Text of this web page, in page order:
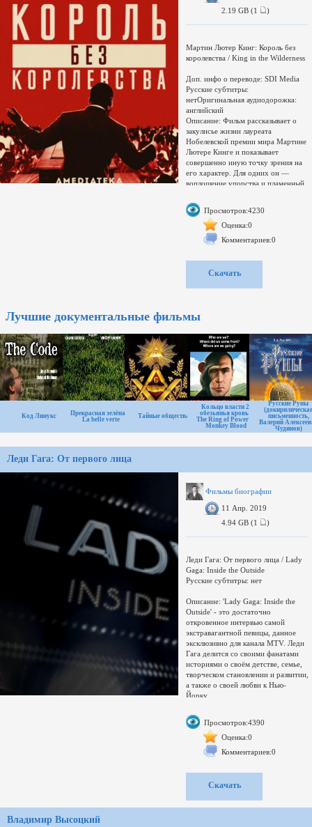
2.19 GB (1
)
Мартин Лютер Кинг: Король без
королевства / King in the Wilderness
Доп. инфо о переводе: SDI Media
Русские субтитры:
нетОригинальная аудиодорожка:
английский
Описание: Фильм рассказывает о
закулисье жизни лауреата
Нобелевской премии мира Мартине
Лютере Кинге и показывает
совершенно иную точку зрения на
его характер. Для одних он —
воплощение упорства и пламенный
соратников — обычный человек со
своими терзаниями. Основа
документальной картины —
интервью с теми, кто был с героем
незадолго до его убийства. Фильм
записи телефонных разговоров с
президентом США Линдоном
формат: AVI
Kbps, CBR - английский
Просмотров:4230
Оценка:0
Комментариев:0
Скачать
Лучшие документальные фильмы
Код Линукс
Прекрасная зелёная /
La belle verte
Тайные общества
Кольцо власти 2:
обезьянья кровь /
The Ring of Power 2:
Monkey Blood
Русские Руны
письменность,
Валерий
Чудинов)
Леди Гага: От первого лица
Фильмы биографии
11 Апр. 2019
4.94 GB (1
)
Леди Гага: От первого лица / Lady
Gaga: Inside the Outside
Русские субтитры: нет
Описание: 'Lady Gaga: Inside the
Outside' - это достаточно
откровенное интервью самой
экстравагантной певицы, данное
эксклюзивно для канала MTV. Леди
Гага делится со своими фанатами
историями о своём детстве, семье,
творческом становлении и развитии,
а также о своей любви к Нью-
Йорку.
Русская дорожка взята отсюда.
Аудио #1: Dolby AC3 48000Hz
stereo 384kbps (Оригинал:
Английский язык)
канала MTV: Русский язык)
Просмотров:4390
Оценка:0
Комментариев:0
Скачать
Владимир Высоцкий